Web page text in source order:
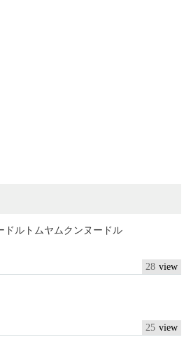
ドルトムヤムクンヌードル
28
25